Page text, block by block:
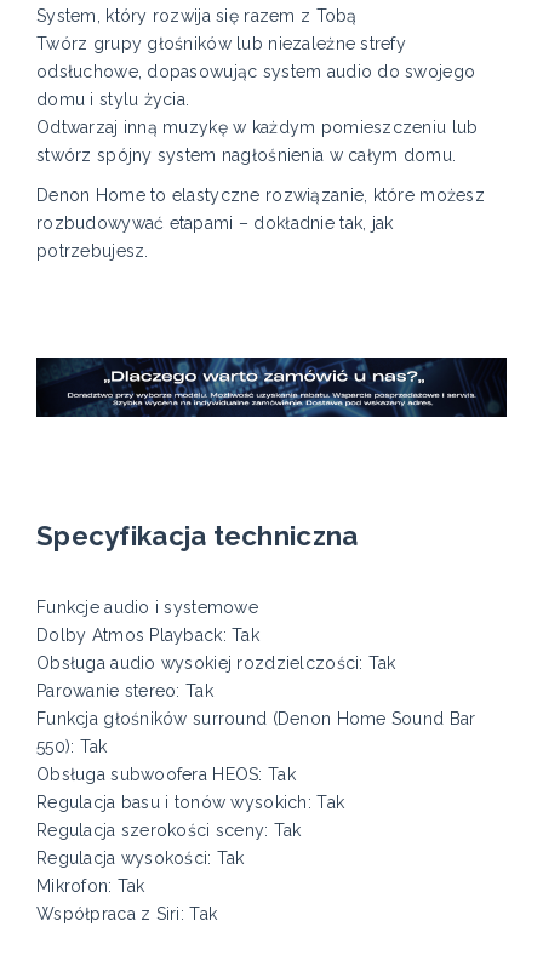
System, który rozwija się razem z Tobą
Twórz grupy głośników lub niezależne strefy
odsłuchowe, dopasowując system audio do swojego
domu i stylu życia.
Odtwarzaj inną muzykę w każdym pomieszczeniu lub
stwórz spójny system nagłośnienia w całym domu.
Denon Home to elastyczne rozwiązanie, które możesz
rozbudowywać etapami – dokładnie tak, jak
potrzebujesz.
Specyfikacja techniczna
Funkcje audio i systemowe
Dolby Atmos Playback: Tak
Obsługa audio wysokiej rozdzielczości: Tak
Parowanie stereo: Tak
Funkcja głośników surround (Denon Home Sound Bar
550): Tak
Obsługa subwoofera HEOS: Tak
Regulacja basu i tonów wysokich: Tak
Regulacja szerokości sceny: Tak
Regulacja wysokości: Tak
Mikrofon: Tak
Współpraca z Siri: Tak